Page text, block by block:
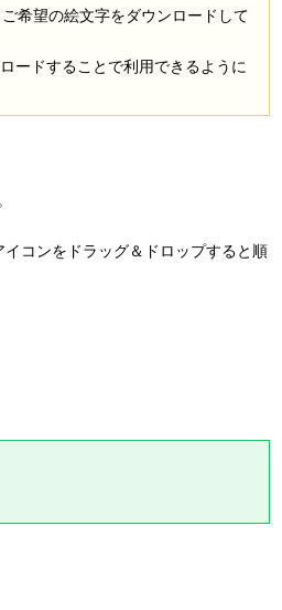
希望の絵文字をダウンロードして
ードすることで利用できるように
コンをドラッグ＆ドロップすると順